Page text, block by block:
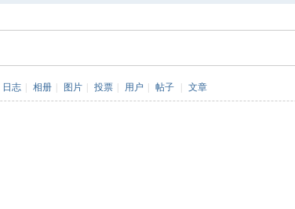
日志 相册 图片 投票 用户 帖子 文章